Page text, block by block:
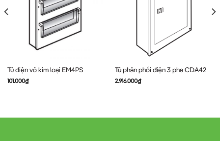
Tủ điện vỏ kim loại EM4PS
101.000₫
Tủ phân phối điện 3 pha CDA42
2.916.000₫